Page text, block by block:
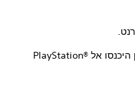
הפעילו שוב את המשחק ולאחר מכן היכנסו אל PlayStation®‎